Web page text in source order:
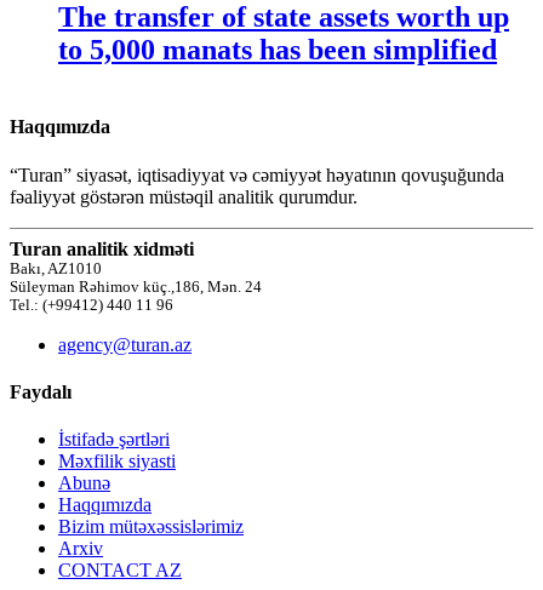
The transfer of state assets worth up
to 5,000 manats has been simplified
Haqqımızda
“Turan” siyasət, iqtisadiyyat və cəmiyyət həyatının qovuşuğunda
fəaliyyət göstərən müstəqil analitik qurumdur.
Turan analitik xidməti
Bakı, AZ1010
Süleyman Rəhimov küç.,186, Mən. 24
Tel.: (+99412) 440 11 96
agency@turan.az
Faydalı
İstifadə şərtləri
Məxfilik siyasti
Abunə
Haqqımızda
Bizim mütəxəssislərimiz
Arxiv
CONTACT AZ